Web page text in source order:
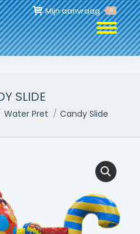
Mijn aanvraag 0
SLIDE
Water Pret Candy Slide